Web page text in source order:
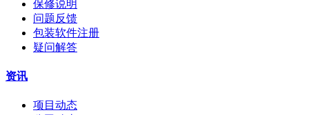
保修说明
问题反馈
包装软件注册
疑问解答
资讯
项目动态